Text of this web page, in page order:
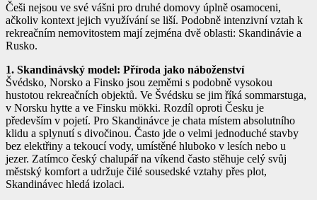
Češi nejsou ve své vášni pro druhé domovy úplně osamoceni,
ačkoliv kontext jejich využívání se liší. Podobně intenzivní vztah k
rekreačním nemovitostem mají zejména dvě oblasti: Skandinávie a
Rusko.
1. Skandinávský model: Příroda jako náboženství
Švédsko, Norsko a Finsko jsou zeměmi s podobně vysokou
hustotou rekreačních objektů. Ve Švédsku se jim říká sommarstuga,
v Norsku hytte a ve Finsku mökki. Rozdíl oproti Česku je
především v pojetí. Pro Skandinávce je chata místem absolutního
klidu a splynutí s divočinou. Často jde o velmi jednoduché stavby
bez elektřiny a tekoucí vody, umístěné hluboko v lesích nebo u
jezer. Zatímco český chalupář na víkend často stěhuje celý svůj
městský komfort a udržuje čilé sousedské vztahy přes plot,
Skandinávec hledá izolaci.